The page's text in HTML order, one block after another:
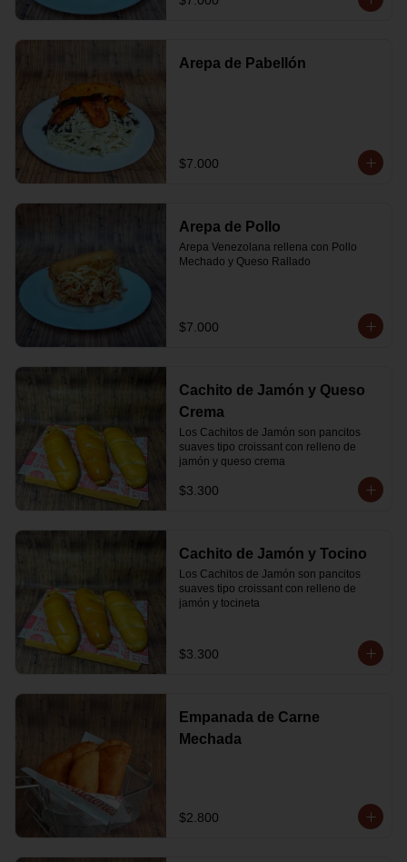
Arepa de Pabellón
$7.000
Arepa de Pollo
Arepa Venezolana rellena con Pollo
Mechado y Queso Rallado
$7.000
Cachito de Jamón y Queso
Crema
Los Cachitos de Jamón son pancitos
suaves tipo croissant con relleno de
jamón y queso crema
$3.300
Cachito de Jamón y Tocino
Los Cachitos de Jamón son pancitos
suaves tipo croissant con relleno de
jamón y tocineta
$3.300
Empanada de Carne
Mechada
$2.800